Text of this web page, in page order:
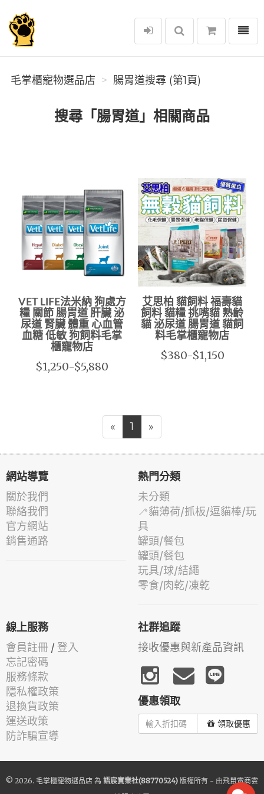
毛掌櫃寵物選品店
選單
毛掌櫃寵物選品店 腸胃道搜尋 (第1頁)
搜尋「腸胃道」相關商品
VET LIFE法米納 狗處方
糧 關節 腸胃道 肝臟 泌
尿道 腎臟 體重 心血管
血糖 低敏 狗飼料毛掌
櫃寵物店
$1,250-$5,880
艾思柏 貓飼料 福壽貓
飼料 貓糧 挑嘴貓 熟齡
貓 泌尿道 腸胃道 貓飼
料毛掌櫃寵物店
$380-$1,150
« 1 »
網站導覽
關於我們
聯絡我們
官方網站
銷售通路
熱門分類
未分類
🦯貓薄荷/抓板/逗貓棒/玩
具
罐頭/餐包
罐頭/餐包
玩具/球/結繩
零食/肉乾/凍乾
線上服務
會員註冊 / 登入
忘記密碼
服務條款
隱私權政策
退換貨政策
運送政策
防詐騙宣導
社群追蹤
接收優惠與新產品資訊
優惠領取
領取優惠
© 2026. 毛掌櫃寵物選品店 為 語宸實業社(88770524) 版權所有 - 由飛鼠電商雲